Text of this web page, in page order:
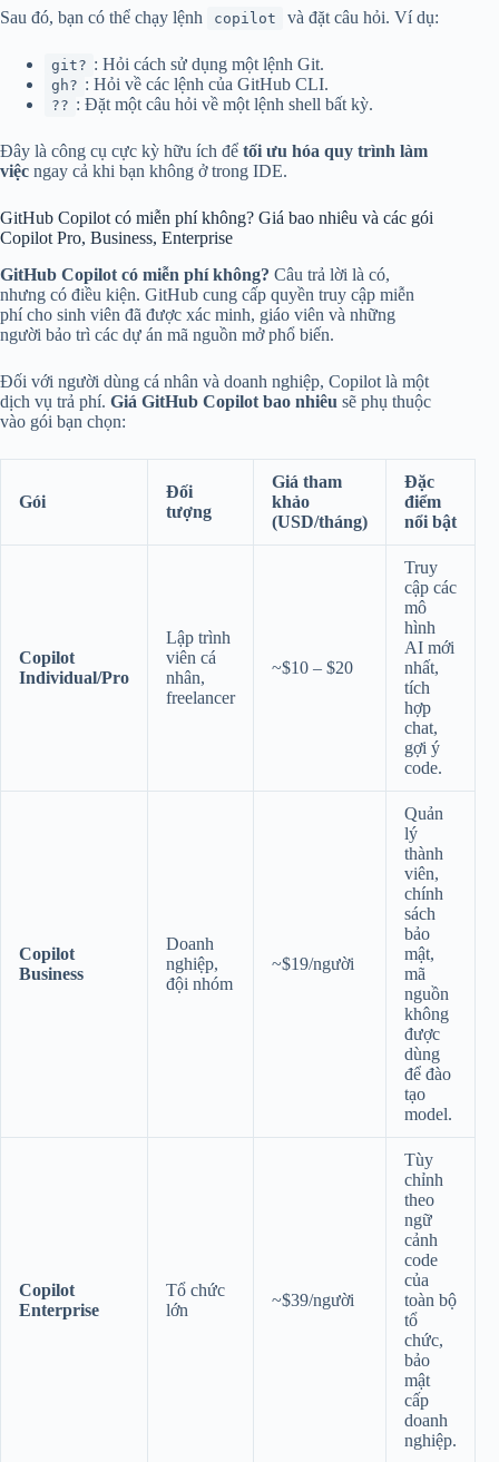
Sau đó, bạn có thể chạy lệnh copilot và đặt câu hỏi. Ví dụ:
git? : Hỏi cách sử dụng một lệnh Git.
gh? : Hỏi về các lệnh của GitHub CLI.
?? : Đặt một câu hỏi về một lệnh shell bất kỳ.
Đây là công cụ cực kỳ hữu ích để tối ưu hóa quy trình làm
việc ngay cả khi bạn không ở trong IDE.
GitHub Copilot có miễn phí không? Giá bao nhiêu và các gói
Copilot Pro, Business, Enterprise
GitHub Copilot có miễn phí không? Câu trả lời là có,
nhưng có điều kiện. GitHub cung cấp quyền truy cập miễn
phí cho sinh viên đã được xác minh, giáo viên và những
người bảo trì các dự án mã nguồn mở phổ biến.
Đối với người dùng cá nhân và doanh nghiệp, Copilot là một
dịch vụ trả phí. Giá GitHub Copilot bao nhiêu sẽ phụ thuộc
vào gói bạn chọn:
Gói
Đối
tượng
Giá tham
khảo
(USD/tháng)
Đặc
điểm
nổi bật
Copilot
Individual/Pro
Lập trình
viên cá
nhân,
freelancer
~$10 – $20
Truy
cập các
mô
hình
AI mới
nhất,
tích
hợp
chat,
gợi ý
code.
Copilot
Business
Doanh
nghiệp,
đội nhóm
~$19/người
Quản
lý
thành
viên,
chính
sách
bảo
mật,
mã
nguồn
không
được
dùng
để đào
tạo
model.
Copilot
Enterprise
Tổ chức
lớn
~$39/người
Tùy
chỉnh
theo
ngữ
cảnh
code
của
toàn bộ
tổ
chức,
bảo
mật
cấp
doanh
nghiệp.